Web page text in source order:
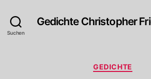
Suchen
Gedichte Christopher
GEDICHTE